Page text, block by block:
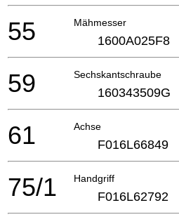
Mähmesser
55 1600A025F8
Sechskantschraube
59 160343509G
Achse
61 F016L66849
Handgriff
75/1 F016L62792